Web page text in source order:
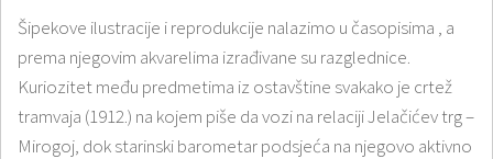
Šipekove ilustracije i reprodukcije nalazimo u časopisima , a
prema njegovim akvarelima izrađivane su razglednice.
Kuriozitet među predmetima iz ostavštine svakako je crtež
tramvaja (1912.) na kojem piše da vozi na relaciji Jelačićev trg –
Mirogoj, dok starinski barometar podsjeća na njegovo aktivno